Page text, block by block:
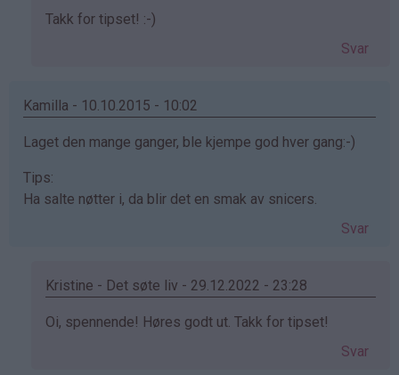
Som
Line
hvammen
bekreftet)
Takk for tipset! :-)
Svar
Kamilla - 10.10.2015 - 10:02
Laget den mange ganger, ble kjempe god hver gang:-)
Tips:
Ha salte nøtter i, da blir det en smak av snicers.
Svar
Kristine - Det søte liv - 29.12.2022 - 23:28
Som
Oi, spennende! Høres godt ut. Takk for tipset!
Svar